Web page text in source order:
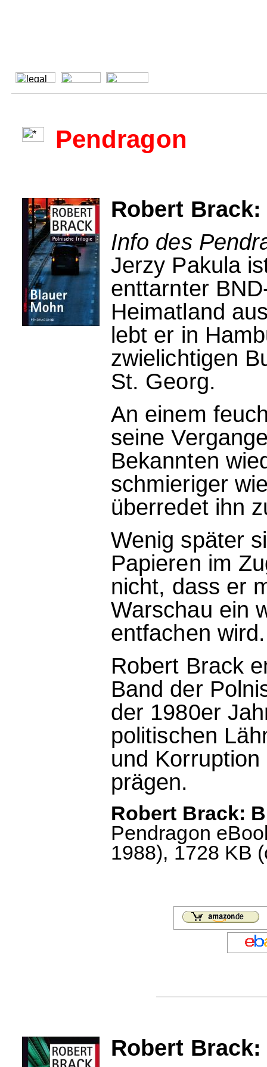
Pendragon
Robert
Info des
Jerzy Pakula
enttarnter
Heimatland
lebt er in
zwielichtigen
St. Georg.
An einem
seine
Bekannten
schmieriger
überredet ihn
Wenig später
Papieren im
nicht, dass er
Warschau ein
entfachen wird.
Robert Brack
Band der
der 1980er
politischen
und
prägen.
Robert Brack:
Pendragon
1988), 1728 KB
Robert